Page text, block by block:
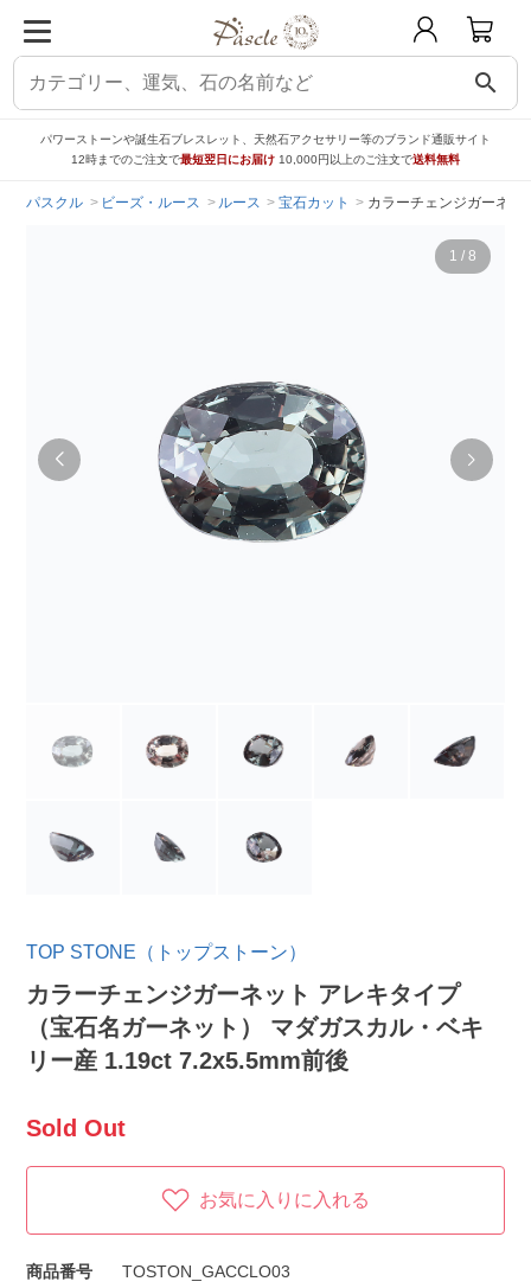
search
パワーストーンや誕生石ブレスレット、天然石アクセサリー等のブランド通販サイト
12時までのご注文で最短翌日にお届け 10,000円以上のご注文で送料無料
パスクル ビーズ・ルース ルース 宝石カット カラーチェンジガーネッ
1 / 8
TOP STONE（トップストーン）
カラーチェンジガーネット アレキタイプ
（宝石名ガーネット） マダガスカル・ベキ
リー産 1.19ct 7.2x5.5mm前後
Sold Out
お気に入りに入れる
商品番号
TOSTON_GACCLO03